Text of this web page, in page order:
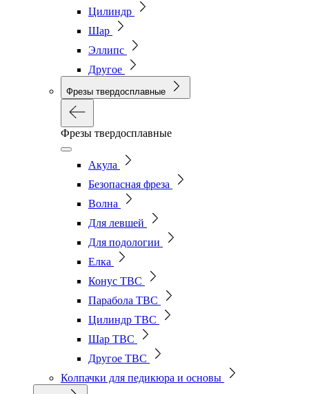
Цилиндр
Шар
Эллипс
Другое
Фрезы твердосплавные
Фрезы твердосплавные
Акула
Безопасная фреза
Волна
Для левшей
Для подологии
Елка
Конус ТВС
Парабола ТВС
Цилиндр ТВС
Шар ТВС
Другое ТВС
Колпачки для педикюра и основы